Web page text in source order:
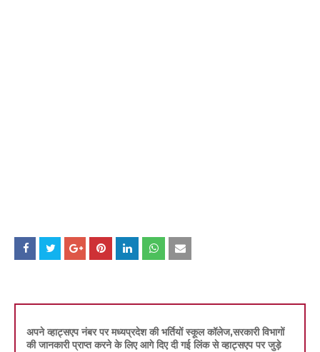
अपने व्हाट्सएप नंबर पर मध्यप्रदेश की भर्तियों स्कूल कॉलेज,सरकारी विभागों
की जानकारी प्राप्त करने के लिए आगे दिए दी गई लिंक से व्हाट्सएप पर जुड़े